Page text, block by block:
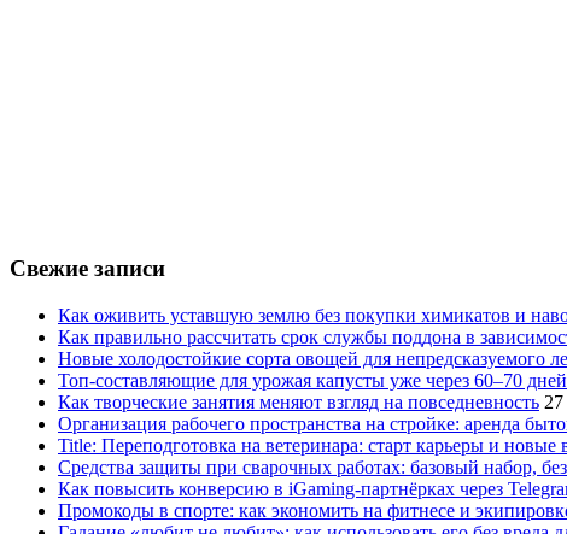
Свежие записи
Как оживить уставшую землю без покупки химикатов и
Как правильно рассчитать срок службы поддона в
Новые холодостойкие сорта овощей для непредсказуемого
Топ-составляющие для урожая капусты уже через 60–70
Как творческие занятия меняют взгляд на повседневность
Организация рабочего пространства на стройке: аренда
Title: Переподготовка на ветеринара: старт карьеры и новые
Средства защиты при сварочных работах: базовый набор,
Как повысить конверсию в iGaming-партнёрках через
Промокоды в спорте: как экономить на фитнесе и